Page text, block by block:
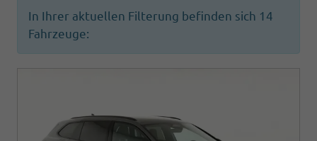
In Ihrer aktuellen Filterung befinden sich 14
Fahrzeuge: